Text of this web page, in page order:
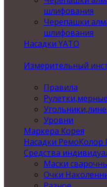
шлифования
Черепашки
шлифования
Насадки YATO
Измерительный
Правила
Уровни
Маркера Корея
Насадки РемоКолор
Средства
Маски
Очки